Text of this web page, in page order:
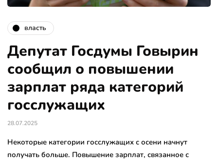
власть
Депутат Госдумы Говырин
сообщил о повышении
зарплат ряда категорий
госслужащих
28.07.2025
Некоторые категории госслужащих с осени начнут
получать больше. Повышение зарплат, связанное с